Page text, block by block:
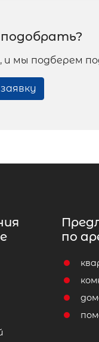
подобрать?
мы подберем
по